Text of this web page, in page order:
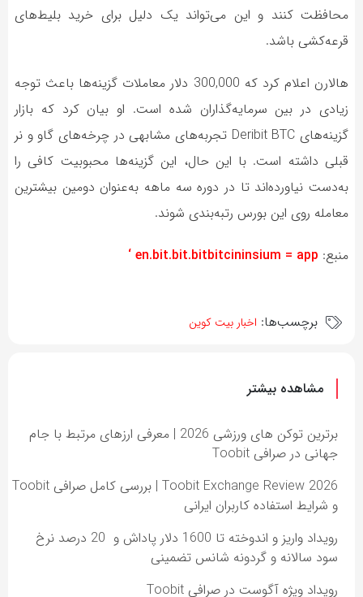
محافظت کنند و این می‌تواند یک دلیل برای خرید بلیط‌های
قرعه‌کشی باشد.
هالارن اعلام کرد که 300,000 دلار معاملات گزینه‌ها باعث توجه
زیادی در بین سرمایه‌گذاران شده است. او بیان کرد که بازار
گزینه‌های Deribit BTC تجربه‌های مشابهی در چرخه‌های گاو و نر
قبلی داشته است. با این حال، این گزینه‌ها محبوبیت کافی را
به‌دست نیاورده‌اند تا در دوره سه ماهه به‌عنوان دومین بیشترین
معامله روی این بورس رتبه‌بندی شوند.
منبع: en.bit.bit.bitbitcininsium = app ‘
برچسب‌ها: اخبار بیت کوین
مشاهده بیشتر
برترین توکن های ورزشی 2026 | معرفی ارزهای مرتبط با جام
جهانی در صرافی Toobit
Toobit Exchange Review 2026 | بررسی کامل صرافی Toobit
و شرایط استفاده کاربران ایرانی
رویداد واریز و اندوخته تا 1600 دلار پاداش و 20 درصد نرخ
سود سالانه و گردونه شانس تضمینی
رویداد ویژه آگوست در صرافی Toobit